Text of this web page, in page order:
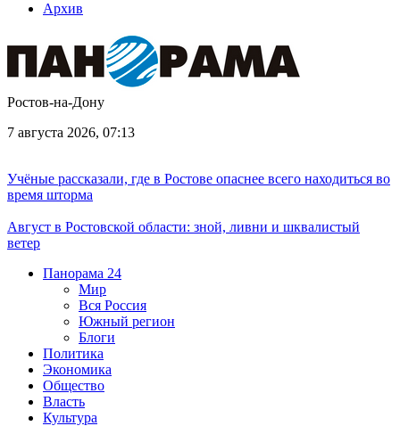
Архив
Ростов-на-Дону
7 августа 2026, 07:13
Учёные рассказали, где в Ростове опаснее всего находиться во
время шторма
Август в Ростовской области: зной, ливни и шквалистый
ветер
Панорама 24
Мир
Вся Россия
Южный регион
Блоги
Политика
Экономика
Общество
Власть
Культура